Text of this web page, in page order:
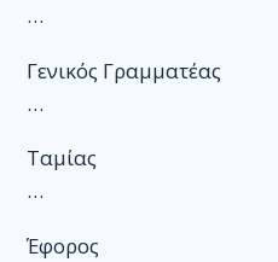
…
Γενικός Γραμματέας
…
Ταμίας
…
Έφορος